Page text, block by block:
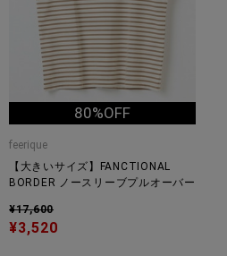
80%OFF
feerique
【大きいサイズ】FANCTIONAL
BORDER ノースリーブプルオーバー
¥17,600
¥3,520